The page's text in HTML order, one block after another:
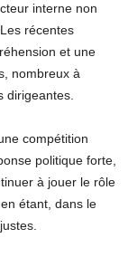
interne non
récentes
et une
nombreux à
dirigeantes.
compétition
politique forte,
à jouer le rôle
étant, dans le